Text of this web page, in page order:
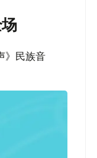
》民族音